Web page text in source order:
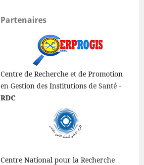
Partenaires
Centre de Recherche et de Promotion
en Gestion des Institutions de Santé -
RDC
Centre National pour la Recherche